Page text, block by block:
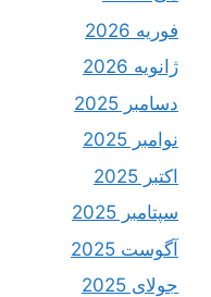
فوریه 2026
ژانویه 2026
دسامبر 2025
نوامبر 2025
اکتبر 2025
سپتامبر 2025
آگوست 2025
جولای 2025